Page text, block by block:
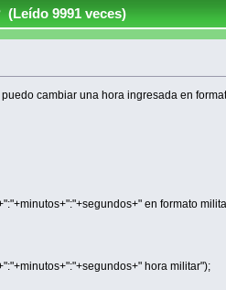
9991 veces)
cambiar una hora ingresada en
en formato
hora militar");